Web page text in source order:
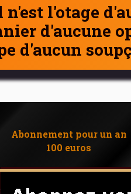
n'est l'otage
d'aucune
d'aucun
Abonnement pour un an
100 euros